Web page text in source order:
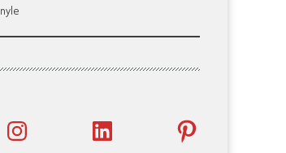
Instagram LinkedIn Pinterest